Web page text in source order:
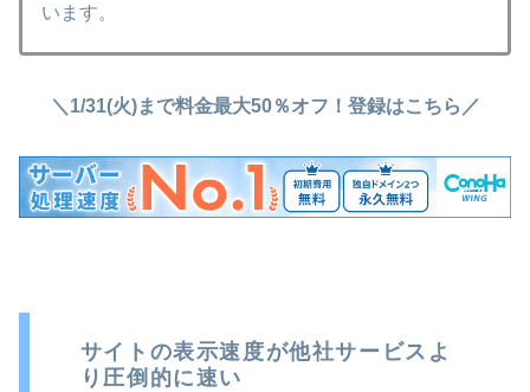
います。
＼1/31(火)まで料金最大50％オフ！登録はこちら／
サイトの表示速度が他社サービスよ
り圧倒的に速い